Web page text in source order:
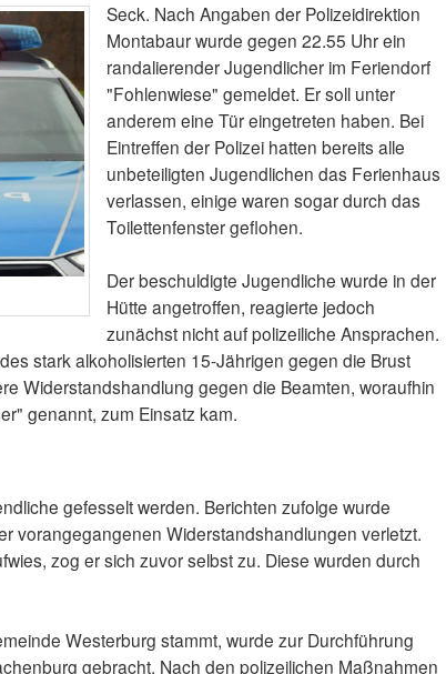
Seck. Nach Angaben der Polizeidirektion
Montabaur wurde gegen 22.55 Uhr ein
randalierender Jugendlicher im Feriendorf
"Fohlenwiese" gemeldet. Er soll unter
anderem eine Tür eingetreten haben. Bei
Eintreffen der Polizei hatten bereits alle
unbeteiligten Jugendlichen das Ferienhaus
verlassen, einige waren sogar durch das
Toilettenfenster geflohen.
Der beschuldigte Jugendliche wurde in der
Hütte angetroffen, reagierte jedoch
zunächst nicht auf polizeiliche Ansprachen.
stark alkoholisierten 15-Jährigen gegen die Brust
Widerstandshandlung gegen die Beamten, woraufhin
genannt, zum Einsatz kam.
gefesselt werden. Berichten zufolge wurde
vorangegangenen Widerstandshandlungen verletzt.
zog er sich zuvor selbst zu. Diese wurden durch
Westerburg stammt, wurde zur Durchführung
gebracht. Nach den polizeilichen Maßnahmen